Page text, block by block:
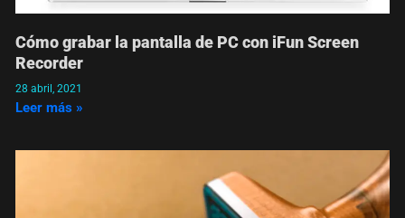
Cómo grabar la pantalla de PC con iFun Screen
Recorder
28 abril, 2021
Leer más »